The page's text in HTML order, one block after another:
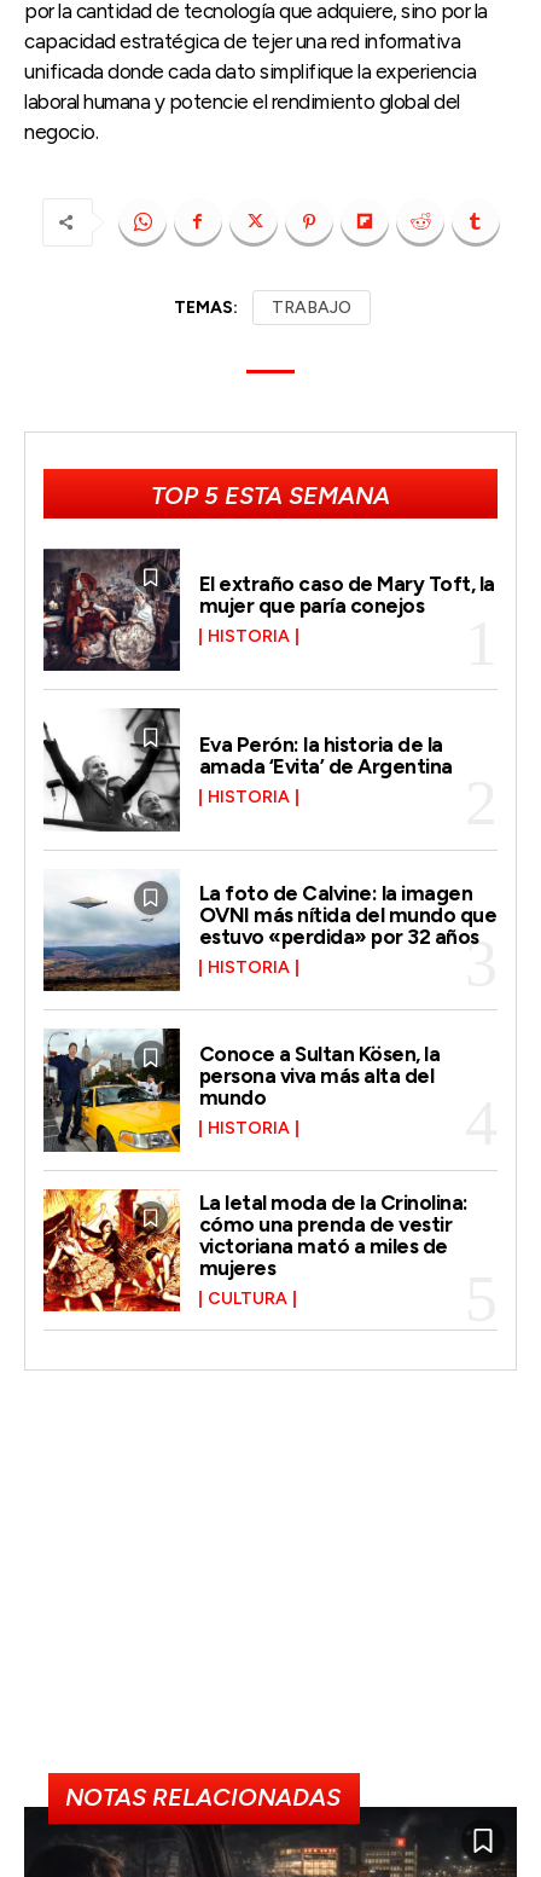
por la cantidad de tecnología que adquiere, sino por la
capacidad estratégica de tejer una red informativa
unificada donde cada dato simplifique la experiencia
laboral humana y potencie el rendimiento global del
negocio.
TEMAS: TRABAJO
TOP 5 ESTA SEMANA
El extraño caso de Mary Toft, la
mujer que paría conejos
HISTORIA
Eva Perón: la historia de la
amada ‘Evita’ de Argentina
HISTORIA
La foto de Calvine: la imagen
OVNI más nítida del mundo que
estuvo «perdida» por 32 años
HISTORIA
Conoce a Sultan Kösen, la
persona viva más alta del
mundo
HISTORIA
La letal moda de la Crinolina:
cómo una prenda de vestir
victoriana mató a miles de
mujeres
CULTURA
NOTAS RELACIONADAS